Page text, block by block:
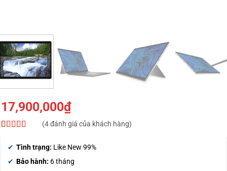
17,900,000₫
dựa trên
đánh giá
(4đánh giá của khách hàng)
Tình trạng: Like New 99%
Bảo hành: 6 tháng